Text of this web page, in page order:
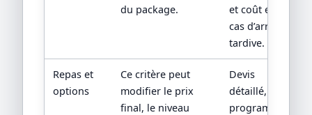
du package.
et coût en
cas d’arrivée
tardive.
Repas et
options
Ce critère peut
modifier le prix
final, le niveau
Devis
détaillé,
programme,